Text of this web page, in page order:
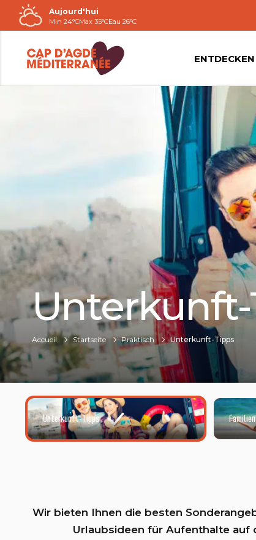
Passer
au
contenu
Aujourd'hui
Min 24°CMax 35°CEau 26°C
ENTDECKEN
©ADOBESTOCK
Accueil Startseite Praktisch Unterkunft-Tipps
Unterkunft-Tipps
Wir bieten Ihnen die besten
Urlaubsideen für Aufenthalte auf